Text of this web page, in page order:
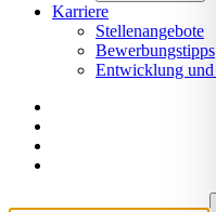
Karriere
Stellenangebote
Bewerbungstipps
Entwicklung und